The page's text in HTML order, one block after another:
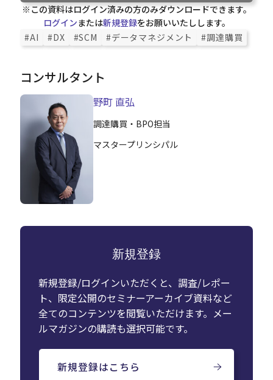
※この資料はログイン済みの方のみダウンロードできます。
ログインまたは新規登録をお願いいたしします。
#AI
#DX #SCM #データマネジメント #調達購買
コンサルタント
野町 直弘
調達購買・BPO担当
マスタープリンシパル
新規登録
新規登録/ログインいただくと、調査/レポー
ト、限定公開のセミナーアーカイブ資料など
全てのコンテンツを閲覧いただけます。メー
ルマガジンの購読も選択可能です。
新規登録はこちら